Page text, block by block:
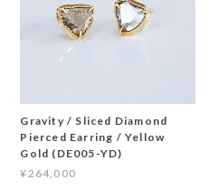
Gravity / Sliced Diamond
Pierced Earring / Yellow
Gold (DE005-YD)
¥264,000